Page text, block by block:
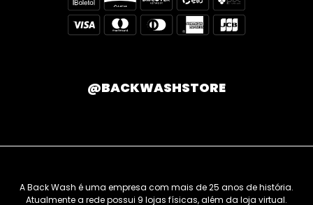
@BACKWASHSTORE
A Back Wash é uma empresa com mais de 25 anos de história.
Atualmente a rede possui 9 lojas físicas, além da loja virtual.